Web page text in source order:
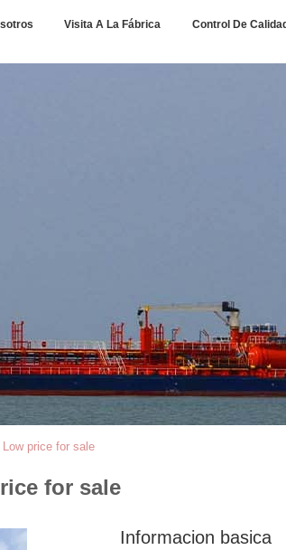
Visita A La Fábrica Control De
price for sale
for sale
Informacion basica